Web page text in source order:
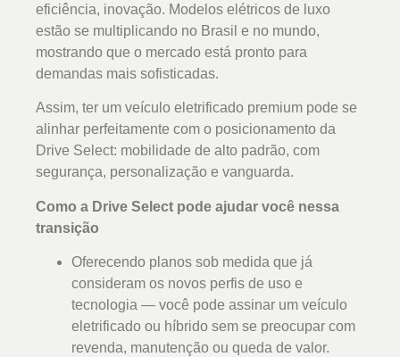
eficiência, inovação. Modelos elétricos de luxo
estão se multiplicando no Brasil e no mundo,
mostrando que o mercado está pronto para
demandas mais sofisticadas.
Assim, ter um veículo eletrificado premium pode se
alinhar perfeitamente com o posicionamento da
Drive Select: mobilidade de alto padrão, com
segurança, personalização e vanguarda.
Como a Drive Select pode ajudar você nessa
transição
Oferecendo planos sob medida que já
consideram os novos perfis de uso e
tecnologia — você pode assinar um veículo
eletrificado ou híbrido sem se preocupar com
revenda, manutenção ou queda de valor.